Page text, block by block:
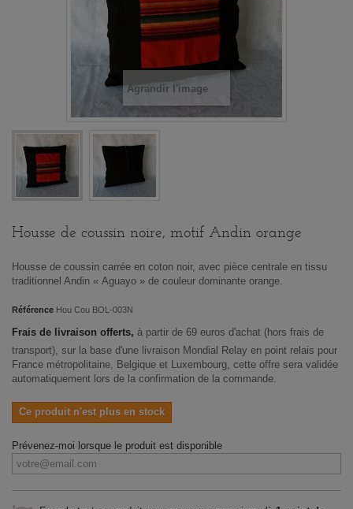
COFFRETS ET ASSORTIMENTS
BLOG
Agrandir l'image
Housse de coussin noire, motif Andin orange
Housse de coussin carrée en coton noir, avec pièce centrale en tissu
traditionnel Andin « Aguayo » de couleur dominante orange.
Référence Hou Cou BOL-003N
Frais de livraison offerts, à partir de 69 euros d'achat (hors frais de
transport), sur la base d'une livraison Mondial Relay en point relais pour
France métropolitaine, Belgique et Luxembourg, cette offre sera validée
automatiquement lors de la confirmation de la commande.
Ce produit n'est plus en stock
Prévenez-moi lorsque le produit est disponible